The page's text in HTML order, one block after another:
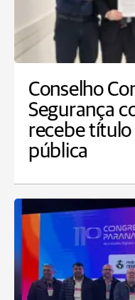
Conselho
Segurança
recebe
pública